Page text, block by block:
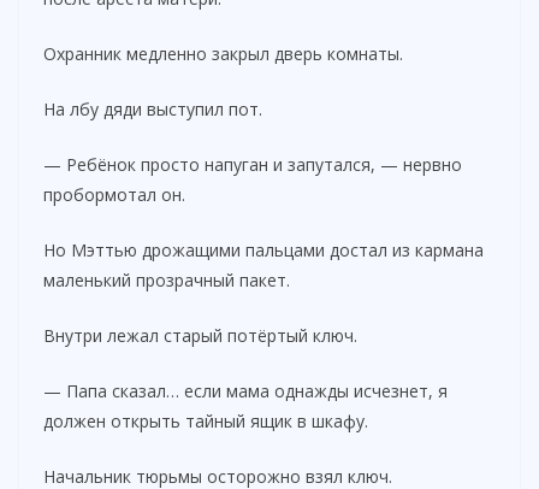
Охранник медленно закрыл дверь комнаты.
На лбу дяди выступил пот.
— Ребёнок просто напуган и запутался, — нервно
пробормотал он.
Но Мэттью дрожащими пальцами достал из кармана
маленький прозрачный пакет.
Внутри лежал старый потёртый ключ.
— Папа сказал… если мама однажды исчезнет, я
должен открыть тайный ящик в шкафу.
Начальник тюрьмы осторожно взял ключ.